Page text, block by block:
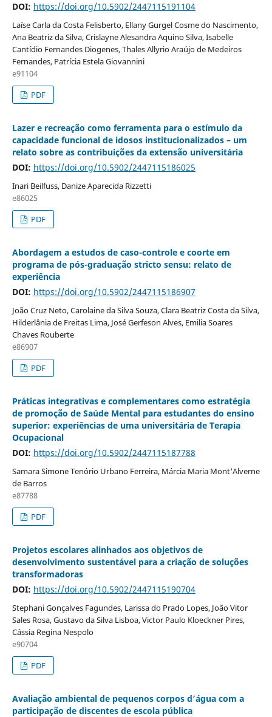
DOI: https://doi.org/10.5902/2447115191104
Laíse Carla da Costa Felisberto, Ellany Gurgel Cosme do Nascimento,
Ana Beatriz da Silva, Crislayne Alesandra Aquino Silva, Isabelle
Cantídio Fernandes Diogenes, Thales Allyrio Araújo de Medeiros
Fernandes, Patrícia Estela Giovannini
e91104
PDF
Lazer e recreação como ferramenta para o estímulo da
capacidade funcional de idosos institucionalizados – um
relato sobre as contribuições da extensão universitária
DOI: https://doi.org/10.5902/2447115186025
Inari Beilfuss, Danize Aparecida Rizzetti
e86025
PDF
Abordagem a estudos de caso-controle e coorte em
programa de pós-graduação stricto sensu: relato de
experiência
DOI: https://doi.org/10.5902/2447115186907
João Cruz Neto, Carolaine da Silva Souza, Clara Beatriz Costa da Silva,
Hilderlânia de Freitas Lima, José Gerfeson Alves, Emilia Soares
Chaves Rouberte
e86907
PDF
Práticas integrativas e complementares como estratégia
de promoção de Saúde Mental para estudantes do ensino
superior: experiências de uma universitária de Terapia
Ocupacional
DOI: https://doi.org/10.5902/2447115187788
Samara Simone Tenório Urbano Ferreira, Márcia Maria Mont'Alverne
de Barros
e87788
PDF
Projetos escolares alinhados aos objetivos de
desenvolvimento sustentável para a criação de soluções
transformadoras
DOI: https://doi.org/10.5902/2447115190704
Stephani Gonçalves Fagundes, Larissa do Prado Lopes, João Vitor
Sales Rosa, Gustavo da Silva Lisboa, Victor Paulo Kloeckner Pires,
Cássia Regina Nespolo
e90704
PDF
Avaliação ambiental de pequenos corpos d’água com a
participação de discentes de escola pública